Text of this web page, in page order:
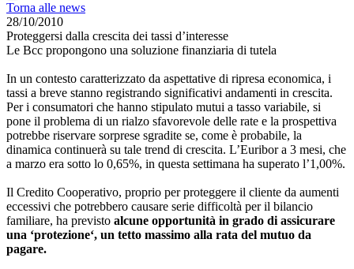
Torna alle news
28/10/2010
Proteggersi dalla crescita dei tassi d’interesse
Le Bcc propongono una soluzione finanziaria di tutela
In un contesto caratterizzato da aspettative di ripresa economica, i
tassi a breve stanno registrando significativi andamenti in crescita.
Per i consumatori che hanno stipulato mutui a tasso variabile, si
pone il problema di un rialzo sfavorevole delle rate e la prospettiva
potrebbe riservare sorprese sgradite se, come è probabile, la
dinamica continuerà su tale trend di crescita. L’Euribor a 3 mesi, che
a marzo era sotto lo 0,65%, in questa settimana ha superato l’1,00%.
Il Credito Cooperativo, proprio per proteggere il cliente da aumenti
eccessivi che potrebbero causare serie difficoltà per il bilancio
familiare, ha previsto alcune opportunità in grado di assicurare
una ‘protezione‘, un tetto massimo alla rata del mutuo da
pagare.